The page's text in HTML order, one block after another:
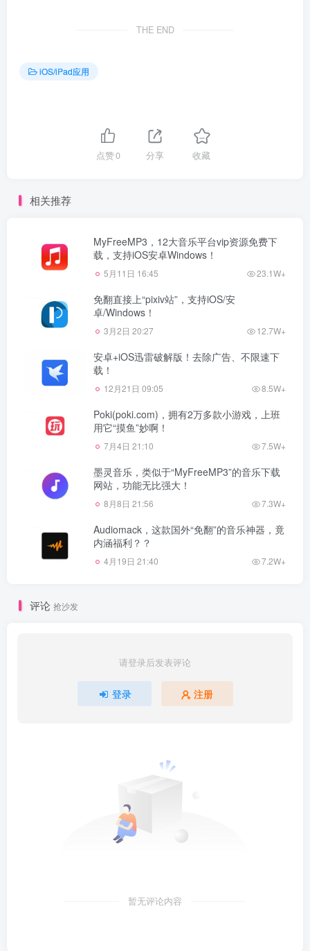
THE END
iOS/iPad应用
点赞0 分享 收藏
相关推荐
MyFreeMP3，12大音乐平台vip资源免费下
载，支持iOS安卓Windows！
5月11日 16:45 23.1W+
免翻直接上“pixiv站”，支持iOS/安
卓/Windows！
3月2日 20:27 12.7W+
安卓+iOS迅雷破解版！去除广告、不限速下
载！
12月21日 09:05 8.5W+
Poki(poki.com)，拥有2万多款小游戏，上班
用它“摸鱼”妙啊！
7月4日 21:10 7.5W+
墨灵音乐，类似于“MyFreeMP3”的音乐下载
网站，功能无比强大！
8月8日 21:56 7.3W+
Audiomack，这款国外“免翻”的音乐神器，竟
内涵福利？？
4月19日 21:40 7.2W+
评论 抢沙发
请登录后发表评论
登录 注册
暂无评论内容